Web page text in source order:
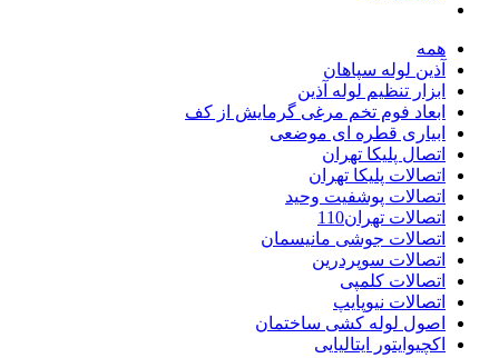
همه
آذین لوله سپاهان
ابزار تنظیم لوله آذین
ابعاد فوم تخم مرغی گرمایش از کف
ابیاری قطره ای موضعی
اتصال پلیکا تهران
اتصالات پلیکا تهران
اتصالات پوشفیت وحید
اتصالات تهران110
اتصالات جوشی مانیسمان
اتصالات سوپردرین
اتصالات کلمپی
اتصالات نیوپایپ
اصول لوله کشی ساختمان
اکچیوایتور ایتالیایی